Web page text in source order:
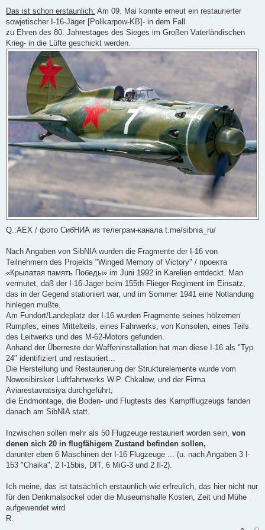
g
e
e
s
e
a
g
Das ist schon erstaunlich: Am 09. Mai konnte erneut ein restaurierter
sowjetischer I-16-Jäger [Polikarpow-KB]- in dem Fall
zu Ehren des 80. Jahrestages des Sieges im Großen Vaterländischen
Krieg- in die Lüfte geschickt werden.
Q.:AEX / фото СибНИА из телеграм-канала t.me/sibnia_ru/
Nach Angaben von SibNIA wurden die Fragmente der I-16 von
Teilnehmern des Projekts "Winged Memory of Victory" / проекта
«Крылатая память Победы» im Juni 1992 in Karelien entdeckt. Man
vermutet, daß der I-16-Jäger beim 155th Flieger-Regiment im Einsatz,
das in der Gegend stationiert war, und im Sommer 1941 eine Notlandung
hinlegen mußte.
Am Fundort/Landeplatz der I-16 wurden Fragmente seines hölzernen
Rumpfes, eines Mittelteils, eines Fahrwerks, von Konsolen, eines Teils
des Leitwerks und des M-62-Motors gefunden.
Anhand der Überreste der Waffeninstallation hat man diese I-16 als "Typ
24" identifiziert und restauriert...
Die Herstellung und Restaurierung der Strukturelemente wurde vom
Nowosibirsker Luftfahrtwerks W.P. Chkalow, und der Firma
Aviarestavratsiya durchgeführt,
die Endmontage, die Boden- und Flugtests des Kampfflugzeugs fanden
danach am SibNIA statt.
Inzwischen sollen mehr als 50 Flugzeuge restauriert worden sein, von
denen sich 20 in flugfähigem Zustand befinden sollen,
darunter eben 6 Maschinen der I-16 Flugzeuge ... (u. nach Angaben 3 I-
153 "Chaika", 2 I-15bis, DIT, 6 MiG-3 und 2 Il-2).
Ich meine, das ist tatsächlich erstaunlich wie erfreulich, das hier nicht nur
für den Denkmalsockel oder die Museumshalle Kosten, Zeit und Mühe
aufgewendet wird
R.